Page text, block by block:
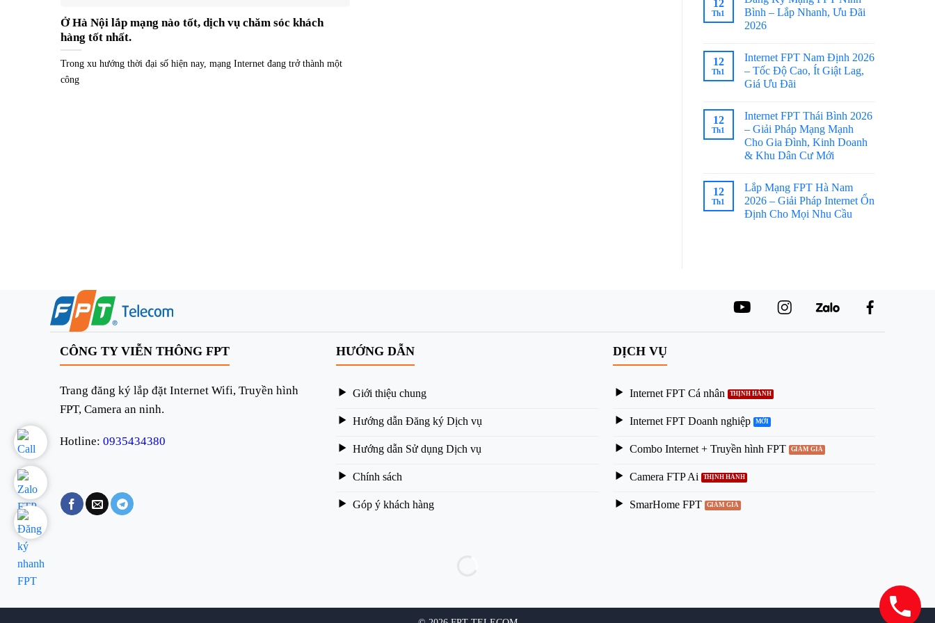
Ở Hà Nội lắp mạng nào tốt, dịch vụ chăm sóc khách
hàng tốt nhất.
Trong xu hướng thời đại số hiện nay, mạng Internet đang trở thành một
công
12
Th1
Bình – Lắp Nhanh, Ưu Đãi
2026
12
Th1
Internet FPT Nam Định 2026
– Tốc Độ Cao, Ít Giật Lag,
Giá Ưu Đãi
12
Th1
Internet FPT Thái Bình 2026
– Giải Pháp Mạng Mạnh
Cho Gia Đình, Kinh Doanh
& Khu Dân Cư Mới
12
Th1
Lắp Mạng FPT Hà Nam
2026 – Giải Pháp Internet Ổn
Định Cho Mọi Nhu Cầu
CÔNG TY VIỄN THÔNG FPT
Trang đăng ký lắp đặt Internet Wifi, Truyền hình
FPT, Camera an ninh.
Hotline: 0935434380
HƯỚNG DẪN
Giới thiệu chung
Hướng dẫn Đăng ký Dịch vụ
Hướng dẫn Sử dụng Dịch vụ
Chính sách
Góp ý khách hàng
DỊCH VỤ
Internet FPT Cá nhân
Internet FPT Doanh nghiệp
Combo Internet + Truyền hình FPT
Camera FTP Ai
SmarHome FPT